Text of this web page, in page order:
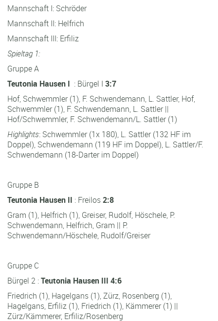
Mannschaft I: Schröder
Mannschaft II: Helfrich
Mannschaft III: Erfiliz
Spieltag 1:
Gruppe A
Teutonia Hausen I : Bürgel I 3:7
Hof, Schwemmler (1), F. Schwendemann, L. Sattler, Hof,
Schwemmler (1), F. Schwendemann, L. Sattler ||
Hof/Schwemmler, F. Schwendemann/L. Sattler (1)
Highlights: Schwemmler (1x 180), L. Sattler (132 HF im
Doppel), Schwendemann (119 HF im Doppel), L. Sattler/F.
Schwendemann (18-Darter im Doppel)
Gruppe B
Teutonia Hausen II : Freilos2:8
Gram (1), Helfrich (1), Greiser, Rudolf, Höschele, P.
Schwendemann, Helfrich, Gram || P.
Schwendemann/Höschele, Rudolf/Greiser
Gruppe C
Bürgel 2 :Teutonia Hausen III 4:6
Friedrich (1), Hagelgans (1), Zürz, Rosenberg (1),
Hagelgans, Erfiliz (1), Friedrich (1), Kämmerer (1) ||
Zürz/Kämmerer, Erfiliz/Rosenberg